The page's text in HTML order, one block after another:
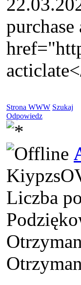
Strona WWW Szukaj
Odpowiedz
Liczba